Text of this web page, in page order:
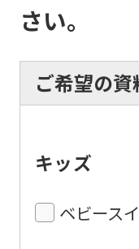
さい。
ご希望の資
キッズ
ベビース